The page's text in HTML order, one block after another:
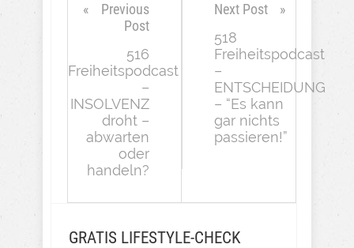
Previous
Post
516
Freiheitspodcast
–
INSOLVENZ
droht –
abwarten
oder
handeln?
Next Post
518
Freiheitspodcast
–
ENTSCHEIDUNG
– “Es kann
gar nichts
passieren!”
GRATIS LIFESTYLE-CHECK